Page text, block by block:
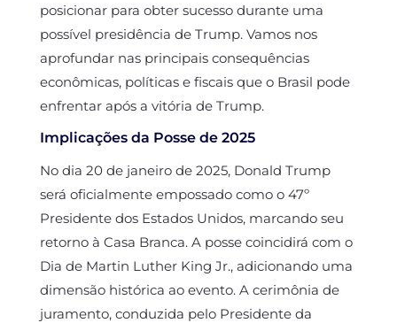
posicionar para obter sucesso durante uma
possível presidência de Trump. Vamos nos
aprofundar nas principais consequências
econômicas, políticas e fiscais que o Brasil pode
enfrentar após a vitória de Trump.
Implicações da Posse de 2025
No dia 20 de janeiro de 2025, Donald Trump
será oficialmente empossado como o 47º
Presidente dos Estados Unidos, marcando seu
retorno à Casa Branca. A posse coincidirá com o
Dia de Martin Luther King Jr., adicionando uma
dimensão histórica ao evento. A cerimônia de
juramento, conduzida pelo Presidente da